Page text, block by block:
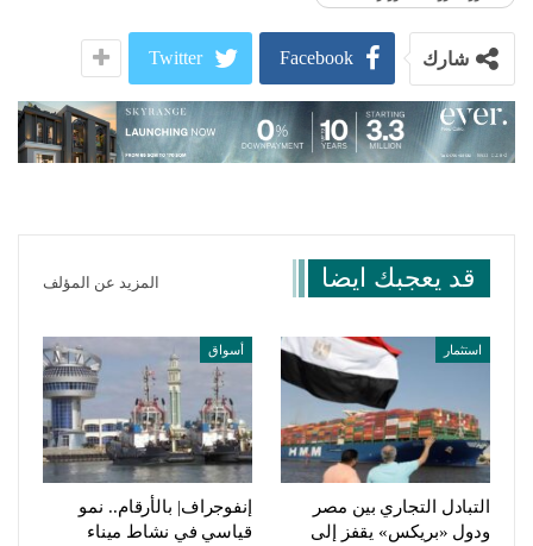
شارك Facebook
Twitter
قد يعجبك ايضا المزيد عن المؤلف
استثمار
التبادل التجاري بين مصر
ودول «بريكس» يقفز إلى
أسواق
إنفوجراف| بالأرقام.. نمو
قياسي في نشاط ميناء